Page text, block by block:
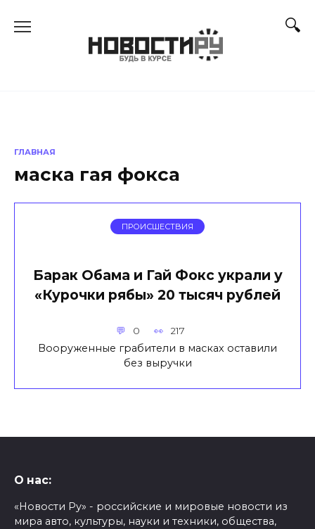
ГЛАВНАЯ
маска гая фокса
ПРОИСШЕСТВИЯ
Барак Обама и Гай Фокс украли у
«Курочки рябы» 20 тысяч рублей
0 217
Вооруженные грабители в масках оставили
без выручки
О нас:
«Новости Ру» - российские и мировые новости из
мира авто, культуры, науки и техники, общества,